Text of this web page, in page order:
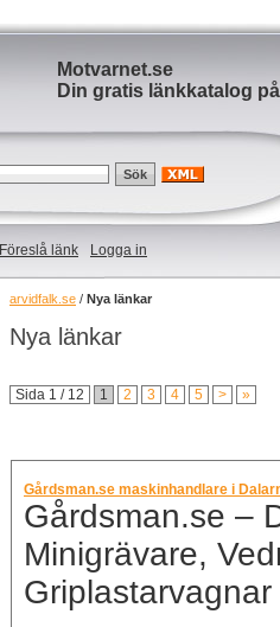
Motvarnet.se
Din gratis länkkatalog
Föreslå länk Logga in
arvidfalk.se / Nya länkar
Nya länkar
Sida 1 / 12 1 2 3 4 5 > »
Gårdsman.se maskinhandlare i
Gårdsman.se –
Minigrävare,
Griplastarvagnar